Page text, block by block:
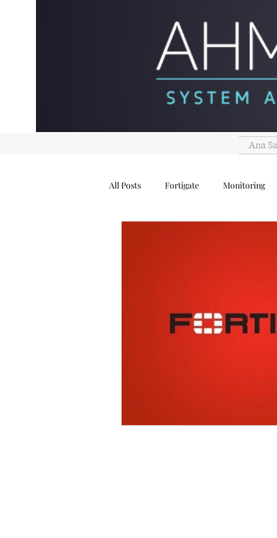
Ana
All Posts Fortigate Monitoring